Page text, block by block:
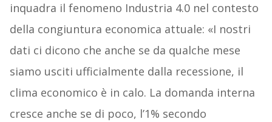
inquadra il fenomeno Industria 4.0 nel contesto
della congiuntura economica attuale: «I nostri
dati ci dicono che anche se da qualche mese
siamo usciti ufficialmente dalla recessione, il
clima economico è in calo. La domanda interna
cresce anche se di poco, l’1% secondo